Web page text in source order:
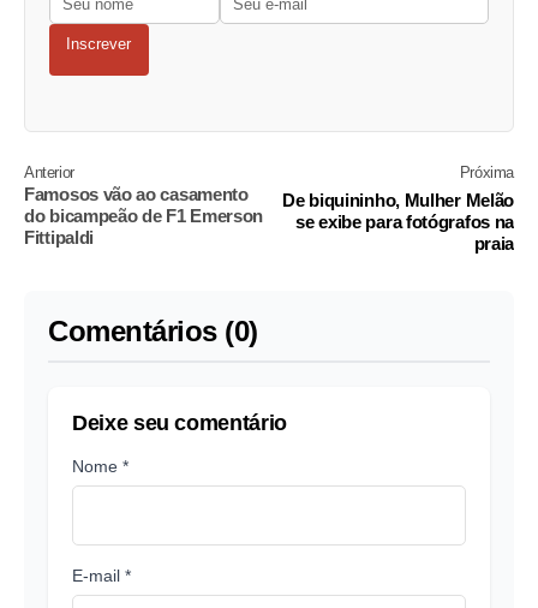
Inscrever
Anterior
Famosos vão ao casamento
do bicampeão de F1 Emerson
Fittipaldi
Próxima
De biquininho, Mulher Melão
se exibe para fotógrafos na
praia
Comentários (0)
Deixe seu comentário
Nome *
E-mail *